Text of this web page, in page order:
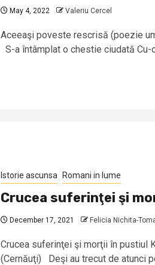
May 4, 2022 Valeriu Cercel
Aceeaşi poveste rescrisă (poezie
S-a întâmplat o chestie ciudată Cu-
Istorie ascunsa Romani in lume
Crucea suferinţei şi
December 17, 2021 Felicia Nichita-
Crucea suferinţei şi morţii în pustiul
(Cernăuţi) Deşi au trecut de atunci